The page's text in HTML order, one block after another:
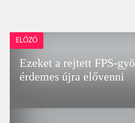
ELŐZŐ
Ezeket a rejtett FPS-
érdemes újra elővenni